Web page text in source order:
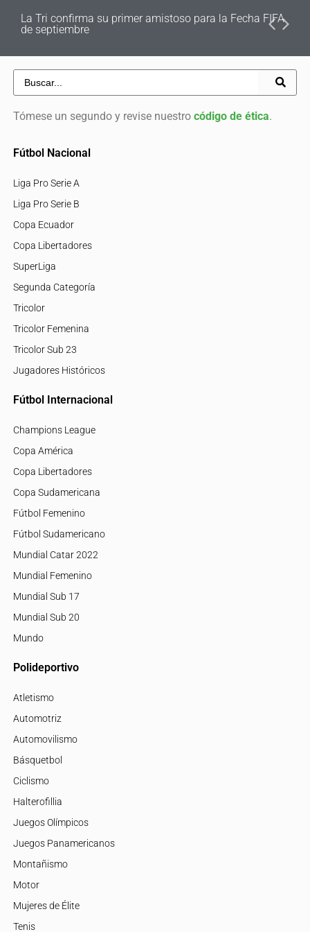
La Tri confirma su primer amistoso para la Fecha FIFA
de septiembre
Tómese un segundo y revise nuestro código de ética.
Fútbol Nacional
Liga Pro Serie A
Liga Pro Serie B
Copa Ecuador
Copa Libertadores
SuperLiga
Segunda Categoría
Tricolor
Tricolor Femenina
Tricolor Sub 23
Jugadores Históricos
Fútbol Internacional
Champions League
Copa América
Copa Libertadores
Copa Sudamericana
Fútbol Femenino
Fútbol Sudamericano
Mundial Catar 2022
Mundial Femenino
Mundial Sub 17
Mundial Sub 20
Mundo
Polideportivo
Atletismo
Automotriz
Automovilismo
Básquetbol
Ciclismo
Halterofillia
Juegos Olímpicos
Juegos Panamericanos
Montañismo
Motor
Mujeres de Élite
Tenis